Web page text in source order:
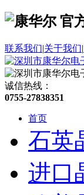
联系我们|关于我们|
诚信热线：
0755-27838351
首页
石英
进口